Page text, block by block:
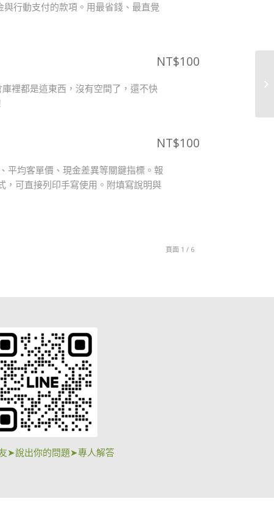
行動支付的款項。用最省錢、最直覺
NT$100
裡都是這東西，沒有空間了，還不快
NT$100
平均客單價、現金差異等關鍵指標。報
，可直接列印手寫使用。附填寫說明與
頁面 1 / 6
➤說出你的問題➤專人解答